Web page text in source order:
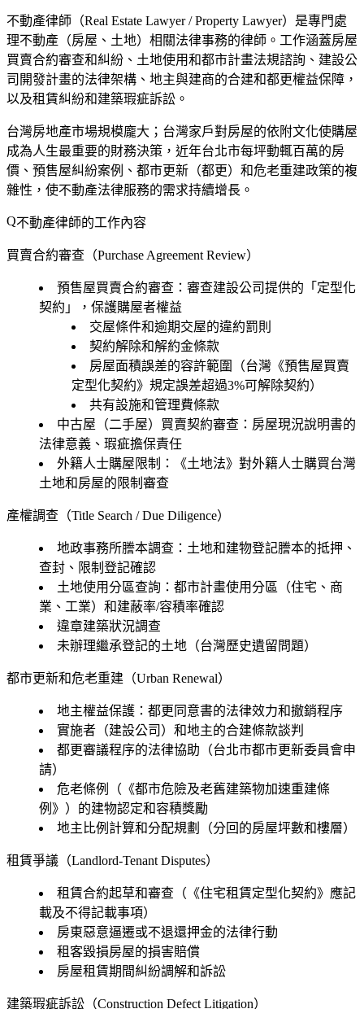
不動產律師（Real Estate Lawyer / Property Lawyer）是專門處
理不動產（房屋、土地）相關法律事務的律師。工作涵蓋房屋
買賣合約審查和糾紛、土地使用和都市計畫法規諮詢、建設公
司開發計畫的法律架構、地主與建商的合建和都更權益保障，
以及租賃糾紛和建築瑕疵訴訟。
台灣房地產市場規模龐大；台灣家戶對房屋的依附文化使購屋
成為人生最重要的財務決策，近年台北市每坪動輒百萬的房
價、預售屋糾紛案例、都市更新（都更）和危老重建政策的複
雜性，使不動產法律服務的需求持續增長。
不動產律師的工作內容
買賣合約審查（Purchase Agreement Review）
預售屋買賣合約審查：審查建設公司提供的「定型化
契約」，保護購屋者權益
交屋條件和逾期交屋的違約罰則
契約解除和解約金條款
房屋面積誤差的容許範圍（台灣《預售屋買賣
定型化契約》規定誤差超過3%可解除契約）
共有設施和管理費條款
中古屋（二手屋）買賣契約審查：房屋現況說明書的
法律意義、瑕疵擔保責任
外籍人士購屋限制：《土地法》對外籍人士購買台灣
土地和房屋的限制審查
產權調查（Title Search / Due Diligence）
地政事務所謄本調查：土地和建物登記謄本的抵押、
查封、限制登記確認
土地使用分區查詢：都市計畫使用分區（住宅、商
業、工業）和建蔽率/容積率確認
違章建築狀況調查
未辦理繼承登記的土地（台灣歷史遺留問題）
都市更新和危老重建（Urban Renewal）
地主權益保護：都更同意書的法律效力和撤銷程序
實施者（建設公司）和地主的合建條款談判
都更審議程序的法律協助（台北市都市更新委員會申
請）
危老條例（《都市危險及老舊建築物加速重建條
例》）的建物認定和容積獎勵
地主比例計算和分配規劃（分回的房屋坪數和樓層）
租賃爭議（Landlord-Tenant Disputes）
租賃合約起草和審查（《住宅租賃定型化契約》應記
載及不得記載事項）
房東惡意逼遷或不退還押金的法律行動
租客毀損房屋的損害賠償
房屋租賃期間糾紛調解和訴訟
建築瑕疵訴訟（Construction Defect Litigation）